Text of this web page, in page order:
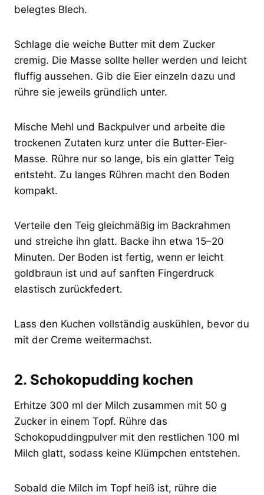
belegtes Blech.
Schlage die weiche Butter mit dem Zucker
cremig. Die Masse sollte heller werden und leicht
fluffig aussehen. Gib die Eier einzeln dazu und
rühre sie jeweils gründlich unter.
Mische Mehl und Backpulver und arbeite die
trockenen Zutaten kurz unter die Butter-Eier-
Masse. Rühre nur so lange, bis ein glatter Teig
entsteht. Zu langes Rühren macht den Boden
kompakt.
Verteile den Teig gleichmäßig im Backrahmen
und streiche ihn glatt. Backe ihn etwa 15–20
Minuten. Der Boden ist fertig, wenn er leicht
goldbraun ist und auf sanften Fingerdruck
elastisch zurückfedert.
Lass den Kuchen vollständig auskühlen, bevor du
mit der Creme weitermachst.
2. Schokopudding kochen
Erhitze 300 ml der Milch zusammen mit 50 g
Zucker in einem Topf. Rühre das
Schokopuddingpulver mit den restlichen 100 ml
Milch glatt, sodass keine Klümpchen entstehen.
Sobald die Milch im Topf heiß ist, rühre die